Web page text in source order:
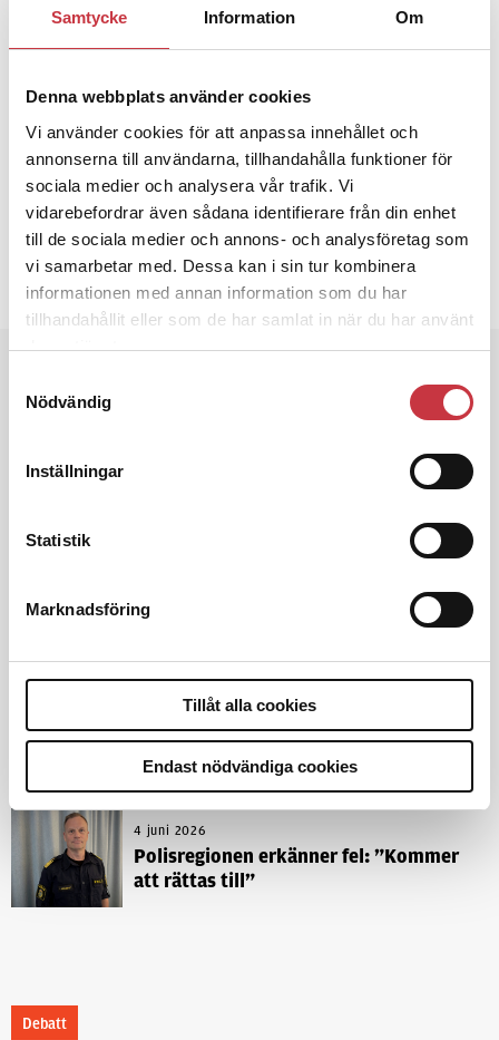
Samtycke Information Om
Denna webbplats använder cookies
Vi använder cookies för att anpassa innehållet och
annonserna till användarna, tillhandahålla funktioner för
sociala medier och analysera vår trafik. Vi
vidarebefordrar även sådana identifierare från din enhet
till de sociala medier och annons- och analysföretag som
vi samarbetar med. Dessa kan i sin tur kombinera
informationen med annan information som du har
tillhandahållit eller som de har samlat in när du har använt
deras tjänster.
Nödvändig
Inställningar
Statistik
Marknadsföring
Tillåt alla cookies
Endast nödvändiga cookies
SÄRSKILD UTREDARE
Text Eva Schoultz
Dela artikel: Facebook X E-post
polisaspiranter underkänns på
godtyckliga grunder
1 juni 2026
Jens Mårtensson:Snart 20 år i tjänst
– nu ska han lära sig grunderna
4 juni 2026
Polisregionen erkänner fel: ”Kommer
att rättas till”
Debatt